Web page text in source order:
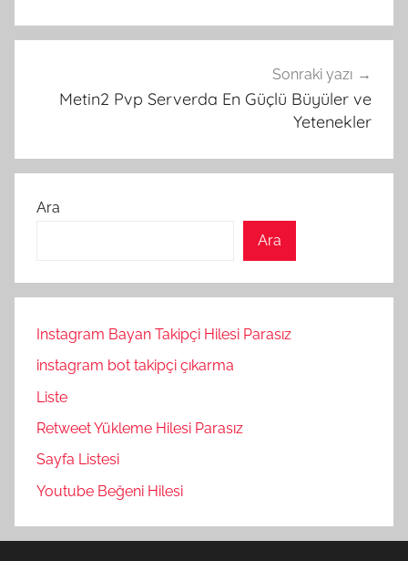
Sonraki yazı
Metin2 Pvp Serverda En Güçlü Büyüler ve
Yetenekler
Ara
Ara
Instagram Bayan Takipçi Hilesi Parasız
instagram bot takipçi çıkarma
Liste
Retweet Yükleme Hilesi Parasız
Sayfa Listesi
Youtube Beğeni Hilesi